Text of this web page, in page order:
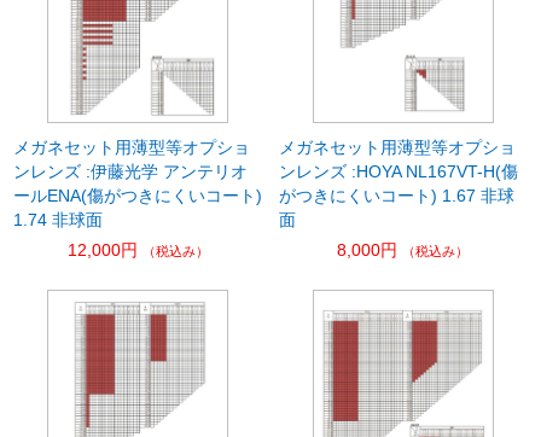
メガネセット用薄型等オプショ
ンレンズ :伊藤光学 アンテリオ
ールENA(傷がつきにくいコート)
1.74 非球面
12,000円
（税込み）
メガネセット用薄型等オプショ
ンレンズ :HOYA NL167VT-H(傷
がつきにくいコート) 1.67 非球
面
8,000円
（税込み）